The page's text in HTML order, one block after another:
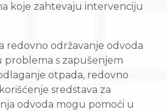
koje zahtevaju intervenciju
redovno održavanje odvoda
problema s zapušenjem
otpada, redovno
sredstava za
odvoda mogu pomoći u